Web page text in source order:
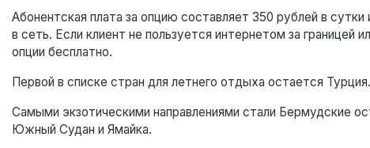
Абонентская плата за опцию составляет 350 рублей в
в сеть. Если клиент не пользуется интернетом за границей
опции бесплатно.
Первой в списке стран для летнего отдыха остается
Самыми экзотическими направлениями стали Бермудские
Южный Судан и Ямайка.